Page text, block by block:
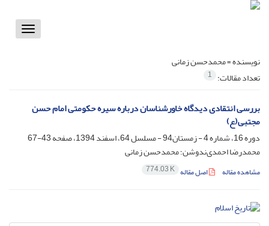
Toggle
نویسنده =محمدحسن زمانی
تعداد مقالات: 1
بررسی انتقادی دیدگاه خاورشناسان درباره سیره حکومتی امام حسن
مجتبی(ع)
دوره 16، شماره 4 - زمستان94 - مسلسل 64، اسفند 1394، صفحه
43-67
محمدرضا احمدی‌ندوشن؛ محمدحسن زمانی
مشاهده مقاله اصل مقاله 774.03 K